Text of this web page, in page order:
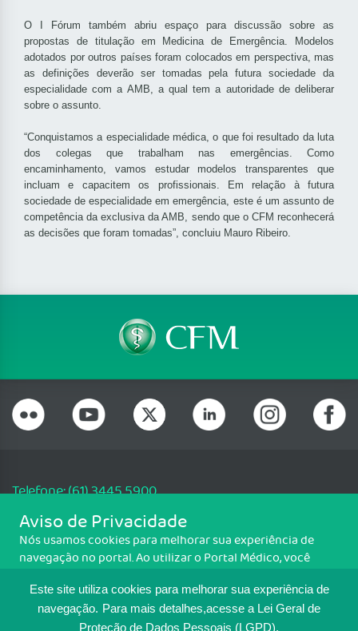
Este site utiliza cookies para melhorar sua experiência de
navegação. Para mais detalhes,acesse a Lei Geral de
Proteção de Dados Pessoais (LGPD).
O I Fórum também abriu espaço para discussão sobre as
propostas de titulação em Medicina de Emergência. Modelos
adotados por outros países foram colocados em perspectiva, mas
as definições deverão ser tomadas pela futura sociedade da
especialidade com a AMB, a qual tem a autoridade de deliberar
sobre o assunto.
“Conquistamos a especialidade médica, o que foi resultado da luta
dos colegas que trabalham nas emergências. Como
encaminhamento, vamos estudar modelos transparentes que
incluam e capacitem os profissionais. Em relação à futura
sociedade de especialidade em emergência, este é um assunto de
competência da exclusiva da AMB, sendo que o CFM reconhecerá
as decisões que foram tomadas”, concluiu Mauro Ribeiro.
Telefone: (61) 3445 5900
Email: cfm@portalmedico.org.br
SGAS 616, Conjunto D, Lote 115, L2 Sul, Brasília/DF - CEP: 70200-760 -
CNPJ: 33.583.550/0001-30
MAPA DO SITE
Aviso de Privacidade
Nós usamos cookies para melhorar sua experiência de
navegação no portal. Ao utilizar o Portal Médico, você
Para ter mais informações sobre como isso é feito, acesse
Política de cookies. Se você concorda, clique em ACEITO.